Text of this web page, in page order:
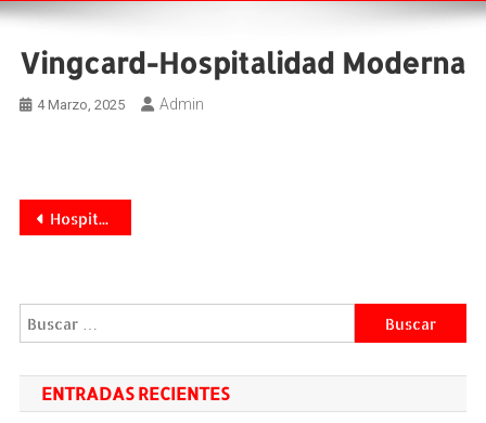
Vingcard-Hospitalidad Moderna
4 Marzo, 2025 Admin
Navegación
entradas
Hospitalidad moderna: La innovación tecnológica transforma la industria hotelera
Buscar:
ENTRADAS RECIENTES